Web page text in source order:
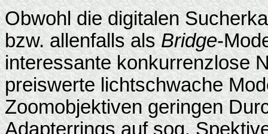
Obwohl die digitalen
bzw. allenfalls alsBridge-
interessante konkurrenzlose
preiswerte lichtschwache
Zoomobjektiven geringen
Adapterrings auf sog.